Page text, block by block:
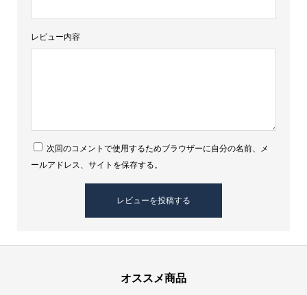
レビュー内容
次回のコメントで使用するためブラウザーに自分の名前、メ
ールアドレス、サイトを保存する。
オススメ商品